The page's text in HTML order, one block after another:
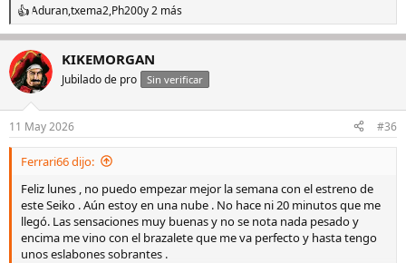
R
e
c
c
i
e
s
Aduran,txema2,Ph200y 2 más
KIKEMORGAN
Jubilado de pro Sin verificar
11 May 2026 #36
Ferrari66 dijo:
Feliz lunes , no puedo empezar mejor la semana con el estreno de
este Seiko . Aún estoy en una nube . No hace ni 20 minutos que me
llegó. Las sensaciones muy buenas y no se nota nada pesado y
encima me vino con el brazalete que me va perfecto y hasta tengo
unos eslabones sobrantes .